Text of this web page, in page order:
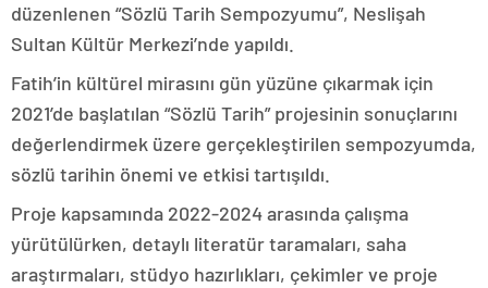
düzenlenen “Sözlü Tarih Sempozyumu”, Neslişah
Sultan Kültür Merkezi’nde yapıldı.
Fatih’in kültürel mirasını gün yüzüne çıkarmak için
2021’de başlatılan “Sözlü Tarih” projesinin sonuçlarını
değerlendirmek üzere gerçekleştirilen sempozyumda,
sözlü tarihin önemi ve etkisi tartışıldı.
Proje kapsamında 2022-2024 arasında çalışma
yürütülürken, detaylı literatür taramaları, saha
araştırmaları, stüdyo hazırlıkları, çekimler ve proje